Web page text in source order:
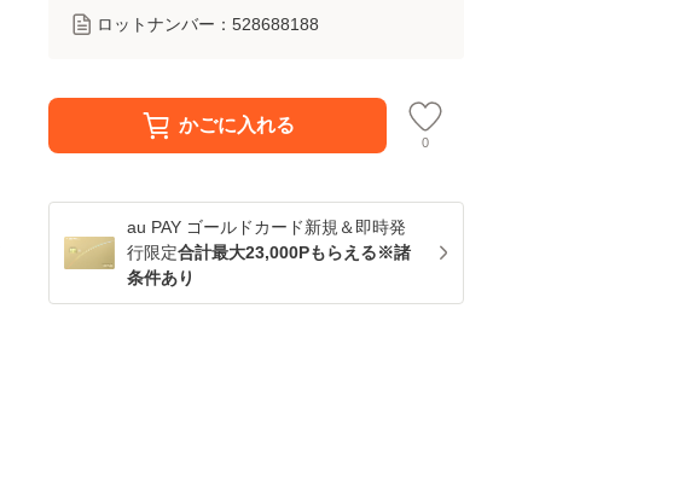
ロットナンバー： 528688188
かごに入れる
0
au PAY ゴールドカード新規＆即時発
行限定合計最大23,000Pもらえる※諸
条件あり